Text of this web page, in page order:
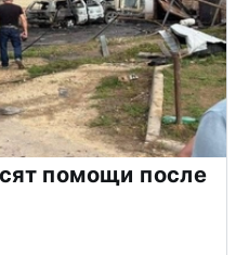
помощи после